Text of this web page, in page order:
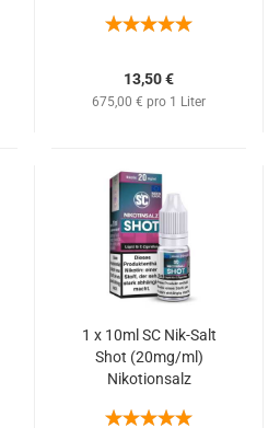
13,50 €
675,00 € pro 1 Liter
1 x 10ml SC Nik-Salt
Shot (20mg/ml)
Nikotionsalz